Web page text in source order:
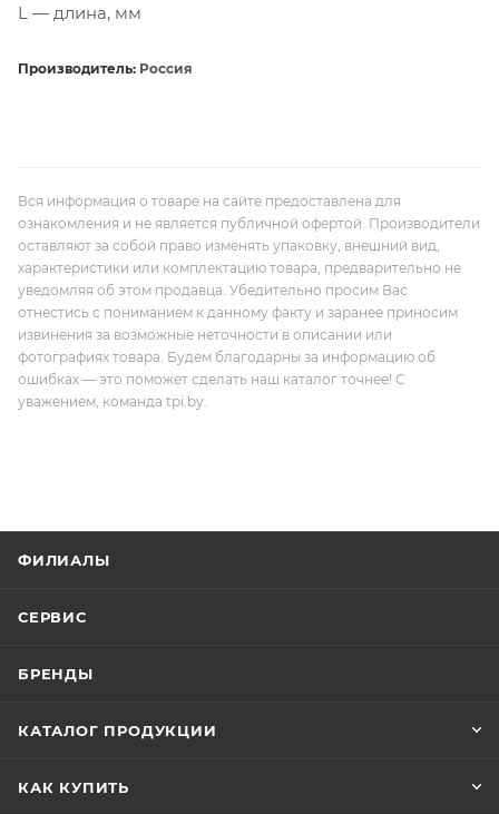
L — длина, мм
Производитель: Россия
Вся информация о товаре на сайте предоставлена для
ознакомления и не является публичной офертой. Производители
оставляют за собой право изменять упаковку, внешний вид,
характеристики или комплектацию товара, предварительно не
уведомляя об этом продавца. Убедительно просим Вас
отнестись с пониманием к данному факту и заранее приносим
извинения за возможные неточности в описании или
фотографиях товара. Будем благодарны за информацию об
ошибках — это поможет сделать наш каталог точнее! С
уважением, команда tpi.by.
ФИЛИАЛЫ
СЕРВИС
БРЕНДЫ
КАТАЛОГ ПРОДУКЦИИ
КАК КУПИТЬ